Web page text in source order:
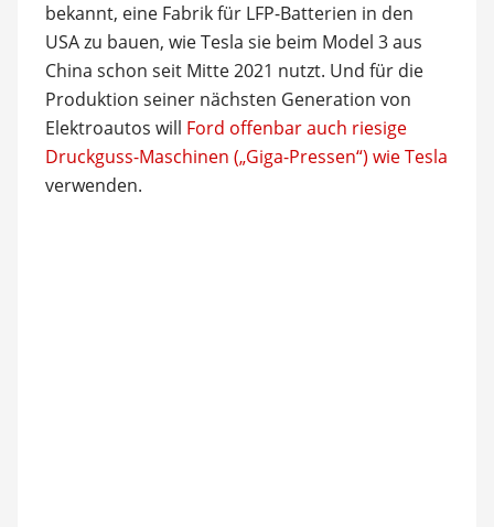
bekannt, eine Fabrik für LFP-Batterien in den
USA zu bauen, wie Tesla sie beim Model 3 aus
China schon seit Mitte 2021 nutzt. Und für die
Produktion seiner nächsten Generation von
Elektroautos will Ford offenbar auch riesige
Druckguss-Maschinen („Giga-Pressen“) wie Tesla
verwenden.